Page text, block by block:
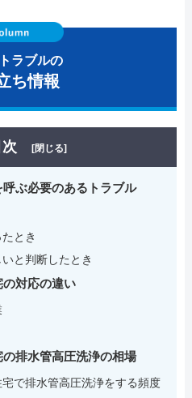
ラブルの
ち情報
次 [閉じる]
ぶ必要のあるトラブル
とき
と判断したとき
の対応の違い
排水管高圧洗浄の相場
で排水管高圧洗浄をする頻度